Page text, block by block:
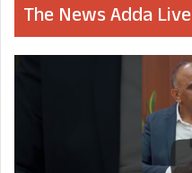
The News Adda Live